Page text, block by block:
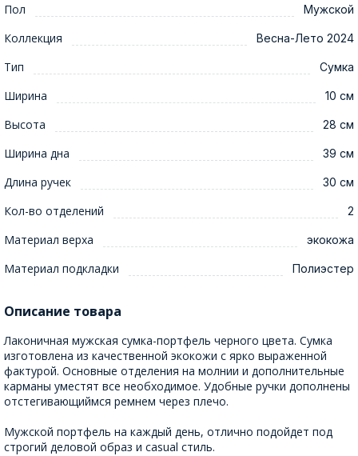
Пол Мужской
Коллекция Весна-Лето 2024
Тип Сумка
Ширина 10 см
Высота 28 см
Ширина дна 39 см
Длина ручек 30 см
Кол-во отделений 2
Материал верха экокожа
Материал подкладки Полиэстер
Описание товара
Лаконичная мужская сумка-портфель черного цвета. Сумка
изготовлена из качественной экокожи с ярко выраженной
фактурой. Основные отделения на молнии и дополнительные
карманы уместят все необходимое. Удобные ручки дополнены
отстегивающиймся ремнем через плечо.
Мужской портфель на каждый день, отлично подойдет под
строгий деловой образ и casual стиль.